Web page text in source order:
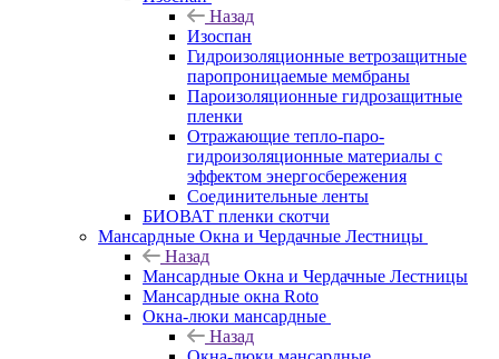
Назад
Изоспан
Гидроизоляционные ветрозащитные
паропроницаемые мембраны
Пароизоляционные гидрозащитные
пленки
Отражающие тепло-паро-
гидроизоляционные материалы с
эффектом энергосбережения
Соединительные ленты
БИОВАТ пленки скотчи
Мансардные Окна и Чердачные Лестницы
Назад
Мансардные Окна и Чердачные Лестницы
Мансардные окна Roto
Окна-люки мансардные
Назад